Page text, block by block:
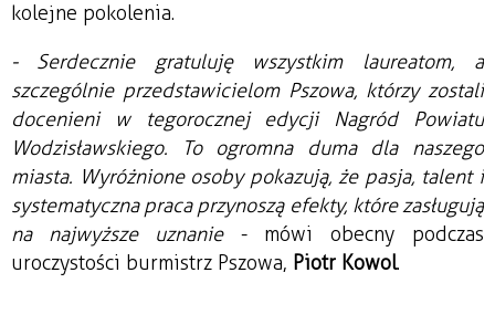
kolejne pokolenia.
- Serdecznie gratuluję wszystkim laureatom, a
szczególnie przedstawicielom Pszowa, którzy zostali
docenieni w tegorocznej edycji Nagród Powiatu
Wodzisławskiego. To ogromna duma dla naszego
miasta. Wyróżnione osoby pokazują, że pasja, talent i
systematyczna praca przynoszą efekty, które zasługują
na najwyższe uznanie- mówi obecny podczas
uroczystości burmistrz Pszowa, Piotr Kowol.